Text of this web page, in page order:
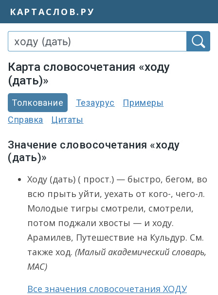
КАРТАСЛОВ.РУ
Карта словосочетания «ходу
(дать)»
Толкование Тезаурус
Примеры
Справка
Цитаты
Значение словосочетания «ходу
(дать)»
Ходу (дать) ( прост.) — быстро, бегом, во
всю прыть уйти, уехать от кого-, чего-л.
Молодые тигры смотрели, смотрели,
потом поджали хвосты — и ходу.
Арамилев, Путешествие на Кульдур. См.
также ход. (Малый академический словарь,
МАС)
Все значения словосочетания ХОДУ